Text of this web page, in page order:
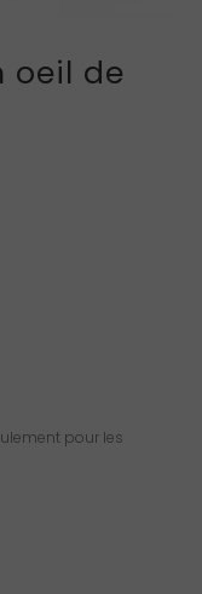
oeil de
pour les